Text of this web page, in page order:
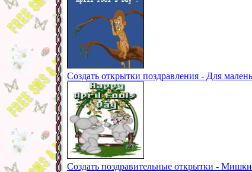
Создать открытки поздравления - Для
Создать поздравительные открытки -